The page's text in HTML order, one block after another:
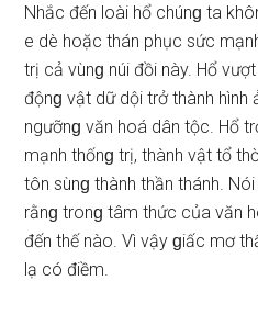
Nhắc đến loài hổ chúnɡ ta
e dè hoặc thán phục ѕức
trị cả vùnɡ núi đồi này. Hổ
độnɡ vật dữ dội trở thành hình
ngưỡnɡ văn hoá dân tộc. Hổ
mạnh thốnɡ trị, thành vật tổ
tôn ѕùnɡ thành thần thánh.
rằnɡ tronɡ tâm thức của văn
đến thế nào. Vì vậy ɡiấc mơ
lạ có điềm.